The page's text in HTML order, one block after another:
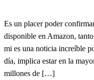
Es un placer poder
disponible en Amazon,
mi es una noticia increíble
día, implica estar en la
millones de […]